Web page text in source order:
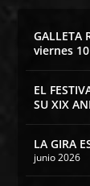
GALLETA
viernes
EL
SU XIX
LA GIRA
junio 2026